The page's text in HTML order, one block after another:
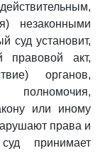
незаконными
суд установит,
правовой акт,
органов,
или иному
права и
принимает